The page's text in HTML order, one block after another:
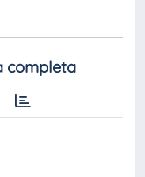
completa